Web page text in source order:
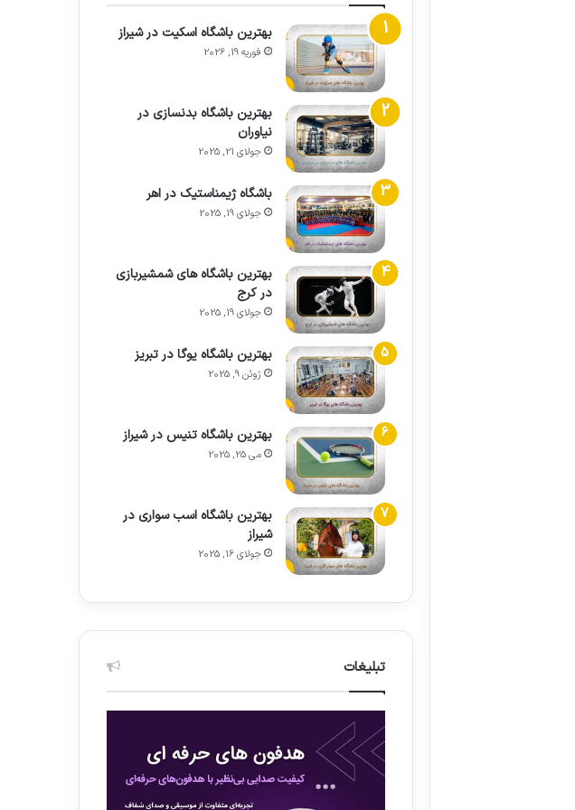
بهترین باشگاه اسکیت در شیراز
فوریه 19, 2026
بهترین باشگاه بدنسازی در
نیاوران
جولای 21, 2025
باشگاه ژیمناستیک در اهر
جولای 19, 2025
بهترین باشگاه های شمشیربازی
در کرج
جولای 19, 2025
بهترین باشگاه یوگا در تبریز
ژوئن 9, 2025
بهترین باشگاه تنیس در شیراز
می 25, 2025
بهترین باشگاه اسب سواری در
شیراز
جولای 16, 2025
تبلیغات